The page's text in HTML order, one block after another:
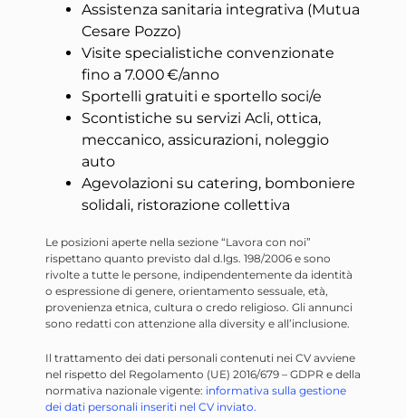
Assistenza sanitaria integrativa (Mutua
Cesare Pozzo)
Visite specialistiche convenzionate
fino a 7.000 €/anno
Sportelli gratuiti e sportello soci/e
Scontistiche su servizi Acli, ottica,
meccanico, assicurazioni, noleggio
auto
Agevolazioni su catering, bomboniere
solidali, ristorazione collettiva
Le posizioni aperte nella sezione “Lavora con noi”
rispettano quanto previsto dal d.lgs. 198/2006 e sono
rivolte a tutte le persone, indipendentemente da identità
o espressione di genere, orientamento sessuale, età,
provenienza etnica, cultura o credo religioso. Gli annunci
sono redatti con attenzione alla diversity e all’inclusione.
Il trattamento dei dati personali contenuti nei CV avviene
nel rispetto del Regolamento (UE) 2016/679 – GDPR e della
normativa nazionale vigente: informativa sulla gestione
dei dati personali inseriti nel CV inviato.